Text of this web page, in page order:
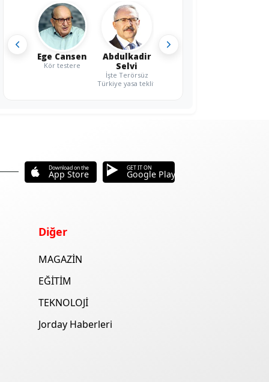
Ege Cansen
Kör testere
Abdulkadir
Selvi
İşte Terörsüz
Türkiye yasa teklifi
Download on the
App Store
GET IT ON
Google Play
Diğer
MAGAZİN
EĞİTİM
TEKNOLOJİ
Jorday Haberleri